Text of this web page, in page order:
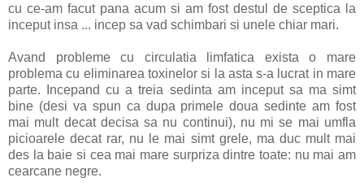
cu ce-am facut pana acum si am fost destul de sceptica la
inceput insa ... incep sa vad schimbari si unele chiar mari.
Avand probleme cu circulatia limfatica exista o mare
problema cu eliminarea toxinelor si la asta s-a lucrat in mare
parte. Incepand cu a treia sedinta am inceput sa ma simt
bine (desi va spun ca dupa primele doua sedinte am fost
mai mult decat decisa sa nu continui), nu mi se mai umfla
picioarele decat rar, nu le mai simt grele, ma duc mult mai
des la baie si cea mai mare surpriza dintre toate: nu mai am
cearcane negre.